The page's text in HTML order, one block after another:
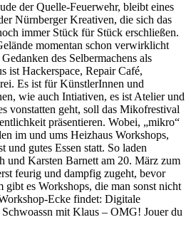
der Quelle-Feuerwehr, bleibt eines
Nürnberger Kreativen, die sich das
immer Stück für Stück erschließen.
momentan schon verwirklicht
des Selbermachens als
ist Hackerspace, Repair Café,
Es ist für KünstlerInnen und
wie auch Intiativen, es ist Atelier und
vonstatten geht, soll das Mikofrestival
präsentieren. Wobei, „mikro“
im und ums Heizhaus Workshops,
und gutes Essen statt. So laden
und Karsten Barnett am 20. März zum
feurig und dampfig zugeht, bevor
es Workshops, die man sonst nicht
Ecke findet: Digitale
mit Klaus – OMG! Jouer du